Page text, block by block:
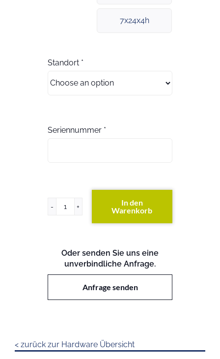
7x24x4h
Standort *
Seriennummer *
FAS3270
angeben)
(exkl.
Festplatten)
Menge
In den
Warenkorb
Oder senden Sie uns eine
unverbindliche Anfrage.
Anfrage senden
< zurück zur Hardware Übersicht